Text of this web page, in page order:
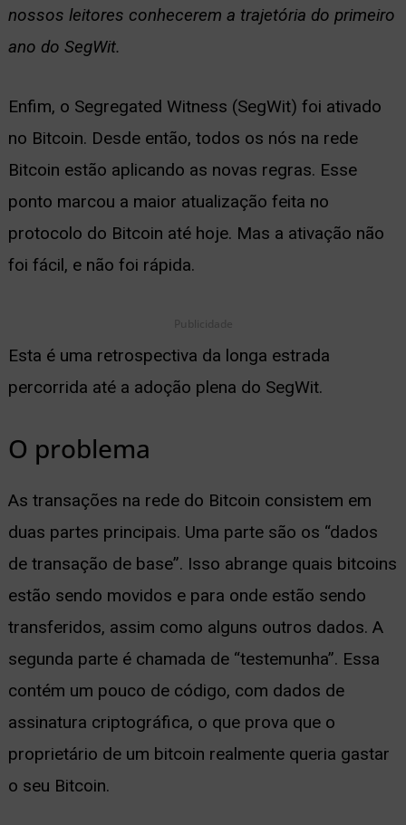
nossos leitores conhecerem a trajetória do primeiro
ano do SegWit.
Enfim, o Segregated Witness (SegWit) foi ativado
no Bitcoin. Desde então, todos os nós na rede
Bitcoin estão aplicando as novas regras. Esse
ponto marcou a maior atualização feita no
protocolo do Bitcoin até hoje. Mas a ativação não
foi fácil, e não foi rápida.
Publicidade
Esta é uma retrospectiva da longa estrada
percorrida até a adoção plena do SegWit.
O problema
As transações na rede do Bitcoin consistem em
duas partes principais. Uma parte são os “dados
de transação de base”. Isso abrange quais bitcoins
estão sendo movidos e para onde estão sendo
transferidos, assim como alguns outros dados. A
segunda parte é chamada de “testemunha”. Essa
contém um pouco de código, com dados de
assinatura criptográfica, o que prova que o
proprietário de um bitcoin realmente queria gastar
o seu Bitcoin.